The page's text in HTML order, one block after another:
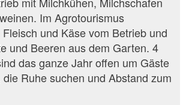
Im Agrotourismus
und Käse vom Betrieb und
und Beeren aus dem Garten. 4
das ganze Jahr offen um Gäste
Ruhe suchen und Abstand zum